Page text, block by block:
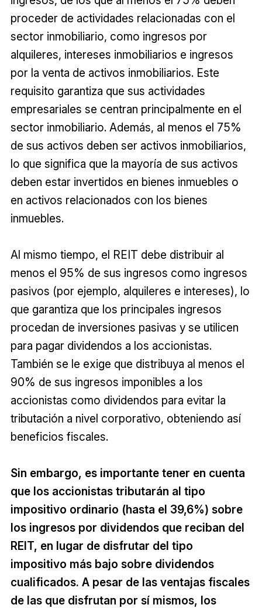
proceder de actividades relacionadas con el
sector inmobiliario, como ingresos por
alquileres, intereses inmobiliarios e ingresos
por la venta de activos inmobiliarios. Este
requisito garantiza que sus actividades
empresariales se centran principalmente en el
sector inmobiliario. Además, al menos el 75%
de sus activos deben ser activos inmobiliarios,
lo que significa que la mayoría de sus activos
deben estar invertidos en bienes inmuebles o
en activos relacionados con los bienes
inmuebles.
Al mismo tiempo, el REIT debe distribuir al
menos el 95% de sus ingresos como ingresos
pasivos (por ejemplo, alquileres e intereses), lo
que garantiza que los principales ingresos
procedan de inversiones pasivas y se utilicen
para pagar dividendos a los accionistas.
También se le exige que distribuya al menos el
90% de sus ingresos imponibles a los
accionistas como dividendos para evitar la
tributación a nivel corporativo, obteniendo así
beneficios fiscales.
Sin embargo, es importante tener en cuenta
que los accionistas tributarán al tipo
impositivo ordinario (hasta el 39,6%) sobre
los ingresos por dividendos que reciban del
REIT, en lugar de disfrutar del tipo
impositivo más bajo sobre dividendos
cualificados. A pesar de las ventajas fiscales
de las que disfrutan por sí mismos, los